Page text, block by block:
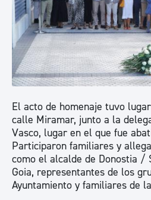
El acto de homenaje tuvo
calle Miramar, junto a la
Vasco, lugar en el que fue
Participaron familiares y
como el alcalde de Donostia /
Goia, representantes de los
Ayuntamiento y familiares de